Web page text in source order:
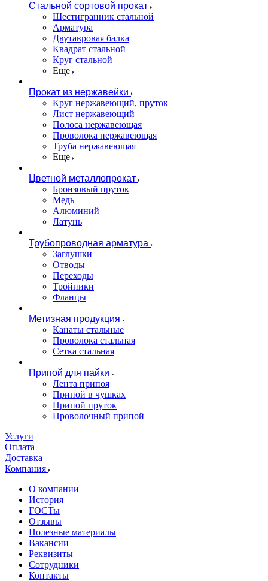
Стальной сортовой прокат
Шестигранник стальной
Арматура
Двутавровая балка
Квадрат стальной
Круг стальной
Еще
Прокат из нержавейки
Круг нержавеющий, пруток
Лист нержавеющий
Полоса нержавеющая
Проволока нержавеющая
Труба нержавеющая
Еще
Цветной металлопрокат
Бронзовый пруток
Медь
Алюминий
Латунь
Трубопроводная арматура
Заглушки
Отводы
Переходы
Тройники
Фланцы
Метизная продукция
Канаты стальные
Проволока стальная
Сетка стальная
Припой для пайки
Лента припоя
Припой в чушках
Припой пруток
Проволочный припой
Услуги
Оплата
Доставка
Компания
О компании
История
ГОСТы
Отзывы
Полезные материалы
Вакансии
Реквизиты
Сотрудники
Контакты